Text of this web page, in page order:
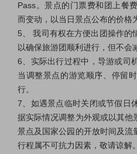
Pass。景点的门票费和团上餐
而变动，以当日景点公布的价格
5、 我司有权在方便出团操作的
以确保旅游团顺利进行，但不会
6、实际出行过程中，导游或司
当调整景点的游览顺序、停留
行。
7、如遇景点临时关闭或节假日
据实际情况调整为外观或以其他
景点及国家公园的开放时间及流
行程属不可抗力因素，敬请谅解。